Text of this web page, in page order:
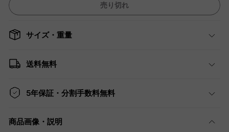
売り切れ
サイズ・重量
送料無料
5年保証・分割手数料無料
商品画像・説明